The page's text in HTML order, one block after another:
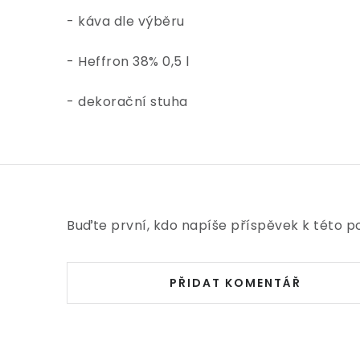
- káva dle výběru
- Heffron 38% 0,5 l
- dekorační stuha
Buďte první, kdo napíše příspěvek k této
PŘIDAT KOMENTÁŘ